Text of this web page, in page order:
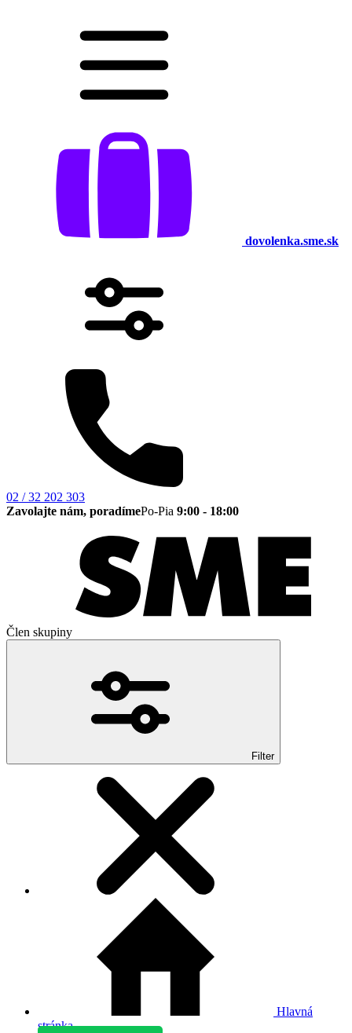
dovolenka.sme.sk
02 / 32 202 303
Zavolajte nám, poradímePo-Pia 9:00 - 18:00
Člen skupiny
Filter
Hlavná
stránka